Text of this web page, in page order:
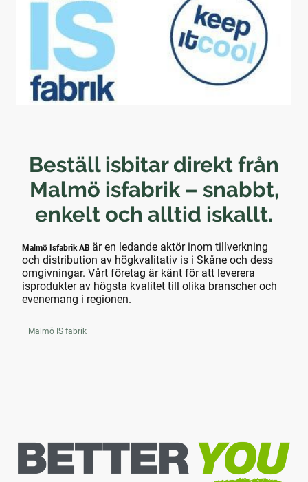
Beställ isbitar direkt från
Malmö isfabrik – snabbt,
enkelt och alltid iskallt.
Malmö Isfabrik AB är en ledande aktör inom tillverkning
och distribution av högkvalitativ is i Skåne och dess
omgivningar. Vårt företag är känt för att leverera
isprodukter av högsta kvalitet till olika branscher och
evenemang i regionen.
Malmö IS fabrik